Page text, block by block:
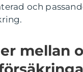
och
mellan